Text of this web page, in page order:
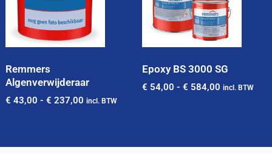
Remmers
Algenverwijderaar
€ 43,00 - € 237,00 incl. BTW
Epoxy BS 3000 SG
€ 54,00 - € 584,00 incl. BTW